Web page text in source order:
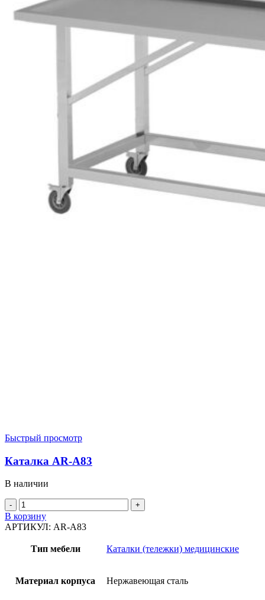
Быстрый просмотр
Каталка AR-A83
В наличии
Количество
товара
Каталка
A83
В корзину
АРТИКУЛ: AR-A83
Тип мебели Каталки (тележки) медицинские
Материал корпуса Нержавеющая сталь